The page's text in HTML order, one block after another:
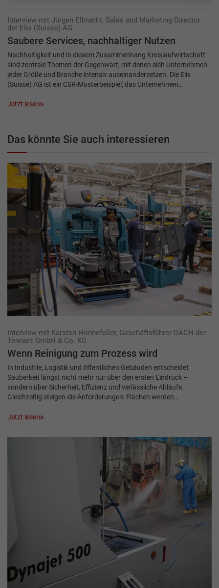
Interview mit Jürgen Elbracht, Sales and Marketing Director
der Elis (Suisse) AG
Saubere Services, nachhaltiger Nutzen
Nachhaltigkeit und in diesem Zusammenhang Kreislaufwirtschaft
sind zentrale Themen der Gegenwart, mit denen sich Unternehmen
jeder Größe und Branche intensiv auseinandersetzen. Die Elis
(Suisse) AG ist ein CSR-Musterbeispiel; das Unternehmen…
Jetzt lesen
Das könnte Sie auch interessieren
Interview mit Karsten Honnefeller, Geschäftsführer DACH der
Tennant GmbH & Co. KG
Wenn Reinigung zum Prozess wird
In Industrie, Logistik und öffentlichen Gebäuden entscheidet
Sauberkeit längst nicht mehr nur über den ersten Eindruck –
sondern über Sicherheit, Effizienz und verlässliche Abläufe.
Gleichzeitig steigen die Anforderungen: Flächen werden…
Jetzt lesen